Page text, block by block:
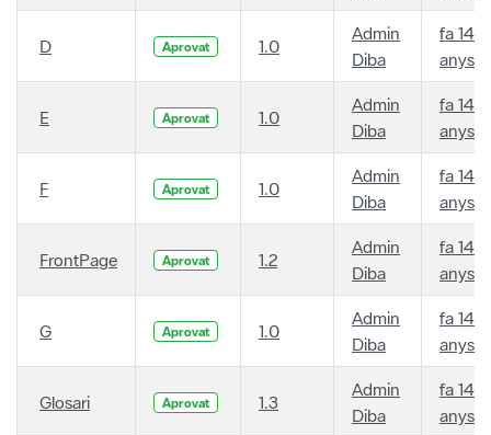
D Aprovat 1.0
Admin
Diba
fa 14
anys
E Aprovat 1.0
Admin
Diba
fa 14
anys
F Aprovat 1.0
Admin
Diba
fa 14
anys
FrontPage Aprovat 1.2
Admin
Diba
fa 14
anys
G Aprovat 1.0
Admin
Diba
fa 14
anys
Glosari Aprovat 1.3
Admin
Diba
fa 14
anys